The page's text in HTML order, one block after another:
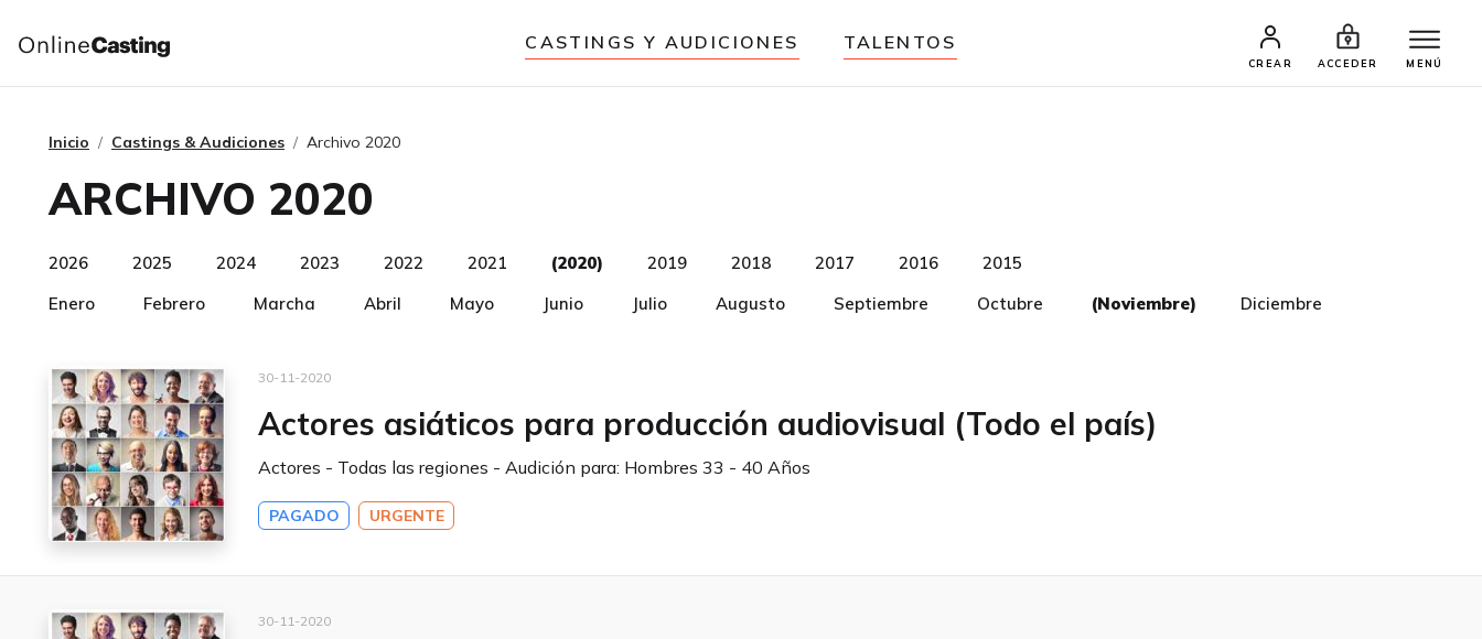
CASTINGS Y AUDICIONES TALENTOS
CREAR ACCEDER MENÚ
Inicio Castings & Audiciones Archivo 2020
ARCHIVO 2020
2026 2025 2024 2023 2022 2021 (2020) 2019 2018 2017 2016
2015
Enero
Febrero Marcha Abril Mayo Junio Julio Augusto Septiembre Octubre (Noviembre) Diciembre
30-11-2020
Actores asiáticos para producción audiovisual (Todo el país)
Actores - Todas las regiones - Audición para: Hombres 33 - 40 Años
PAGADO URGENTE
30-11-2020